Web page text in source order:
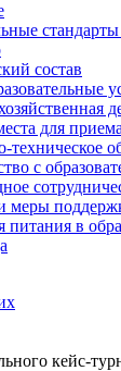
состав
для
техническое
с
меры
питания в
кейс-